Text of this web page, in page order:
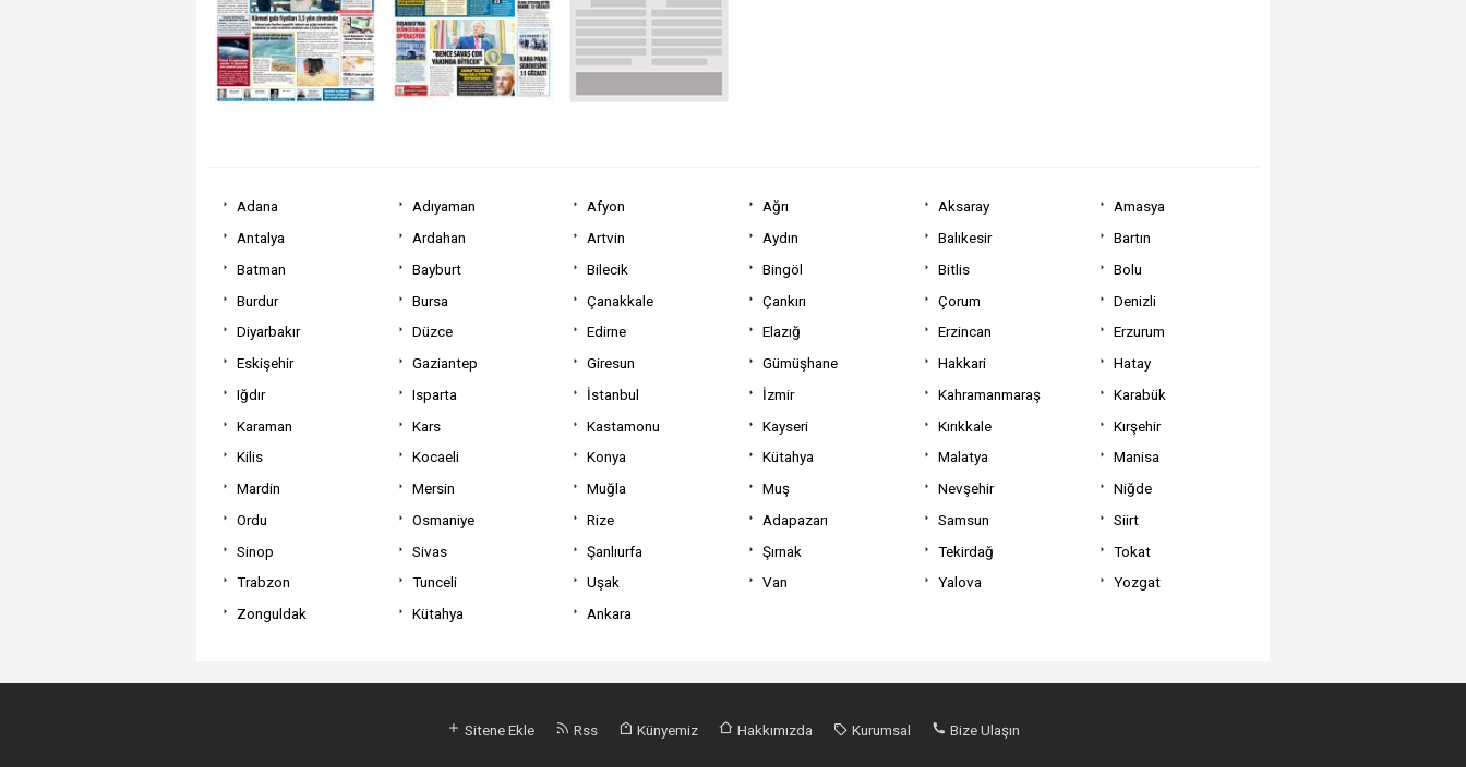
Adana Adıyaman Afyon Ağrı Aksaray
Amasya
Antalya
Ardahan Artvin Aydın Balıkesir
Bartın
Batman
Bayburt Bilecik Bingöl Bitlis
Bolu
Burdur
Bursa Çanakkale Çankırı Çorum
Denizli
Diyarbakır
Düzce Edirne Elazığ Erzincan
Erzurum
Eskişehir
Gaziantep Giresun Gümüşhane Hakkari
Hatay
Iğdır
Isparta İstanbul İzmir Kahramanmaraş
Karabük
Karaman
Kars Kastamonu Kayseri Kırıkkale
Kırşehir
Kilis
Kocaeli Konya Kütahya Malatya
Manisa
Mardin
Mersin Muğla Muş Nevşehir
Niğde
Ordu
Osmaniye Rize Adapazarı Samsun
Siirt
Sinop
Sivas Şanlıurfa Şırnak Tekirdağ
Tokat
Trabzon
Tunceli Uşak Van Yalova
Yozgat
Zonguldak
Kütahya Ankara
Sitene Ekle Rss Künyemiz Hakkımızda Kurumsal Bize Ulaşın